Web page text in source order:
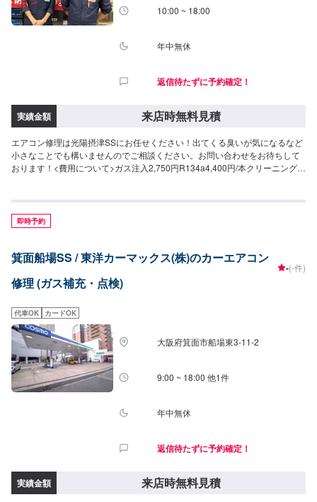
10:00 ~ 18:00
年中無休
返信待たずに予約確定！
実績金額 来店時無料見積
エアコン修理は光陽摂津SSにお任せください！出てくる臭いが気になるなど
小さなことでも構いませんのでご相談ください。お問い合わせをお待ちして
おります！<費用について>ガス注入2,750円R134a4,400円/本クリーニング
即時予約
箕面船場SS / 東洋カーマックス(株)のカーエアコン
修理 (ガス補充・点検)
-(-件)
代車OK カードOK
大阪府箕面市船場東3-11-2
9:00 ~ 18:00 他1件
年中無休
返信待たずに予約確定！
実績金額 来店時無料見積